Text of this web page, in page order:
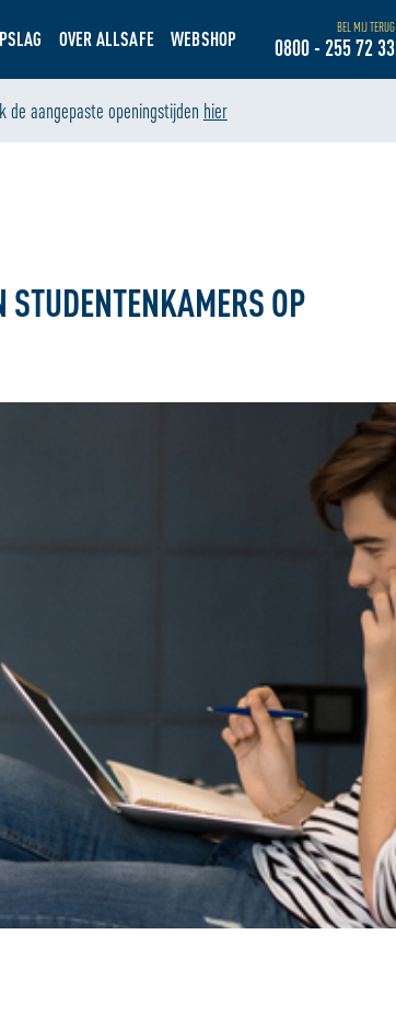
OVER ALLSAFE WEBSHOP
BEL MIJ TERUG
0800 - 255 72 33
de aangepaste openingstijden hier
STUDENTENKAMERS OP